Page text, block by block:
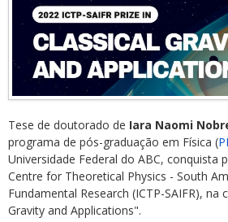
Tese de doutorado de Iara Naomi
programa de pós-graduação em Física (
Universidade Federal do ABC, conquista
Centre for Theoretical Physics - South
Fundamental Research (ICTP-SAIFR), na
Gravity and Applications".